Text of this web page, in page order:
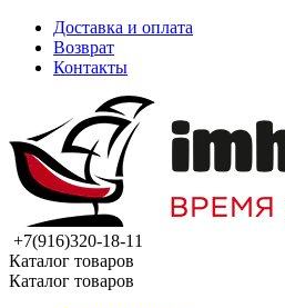
Доставка и оплата
Возврат
Контакты
+7(916)320-18-11
Каталог товаров
Каталог товаров